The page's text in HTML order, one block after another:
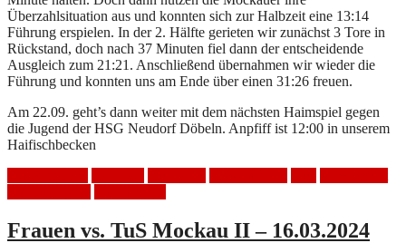
Überzahlsituation aus und konnten sich zur Halbzeit eine 13:14
Führung erspielen. In der 2. Hälfte gerieten wir zunächst 3 Tore in
Rückstand, doch nach 37 Minuten fiel dann der entscheidende
Ausgleich zum 21:21. Anschließend übernahmen wir wieder die
Führung und konnten uns am Ende über einen 31:26 freuen.
Am 22.09. geht’s dann weiter mit dem nächsten Haimspiel gegen
die Jugend der HSG Neudorf Döbeln. Anpfiff ist 12:00 in unserem
Haifischbecken
Frauen vs. TuS Mockau II – 16.03.2024